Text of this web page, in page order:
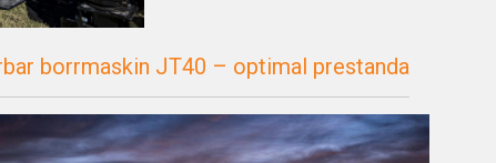
borrmaskin JT40 – optimal prestanda